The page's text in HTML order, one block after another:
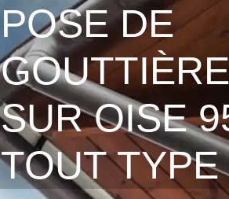
POSE DE
SUR OISE
TOUT TYPE